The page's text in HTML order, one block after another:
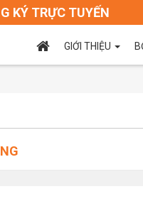
KÝ TRỰC TUYẾN
GIỚI THIỆU